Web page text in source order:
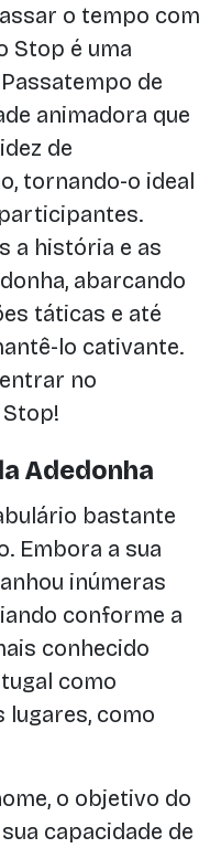
o tempo com
Stop é uma
de
animadora que
de
tornando-o ideal
a história e as
abarcando
táticas e até
lo cativante.
no
Adedonha
bastante
Embora a sua
inúmeras
conforme a
conhecido
como
lugares, como
o objetivo do
capacidade de